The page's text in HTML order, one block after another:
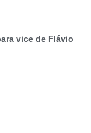
vice de Flávio